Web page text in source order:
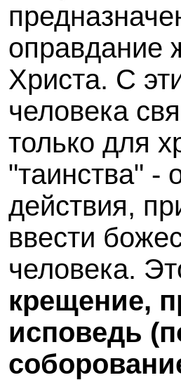
оправдание
Христа. С
человека
только для
"таинства" -
действия,
ввести
человека.
крещение,
исповедь